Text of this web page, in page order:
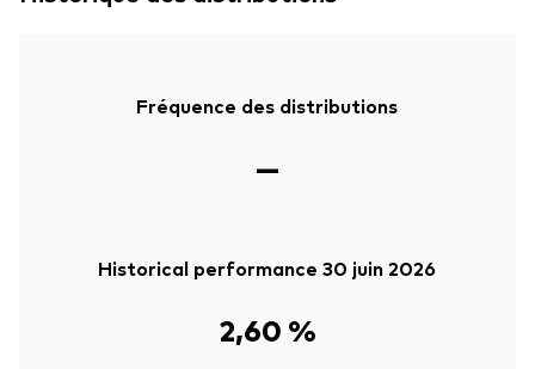
Fréquence des distributions
—
Historical performance 30 juin 2026
2,60 %